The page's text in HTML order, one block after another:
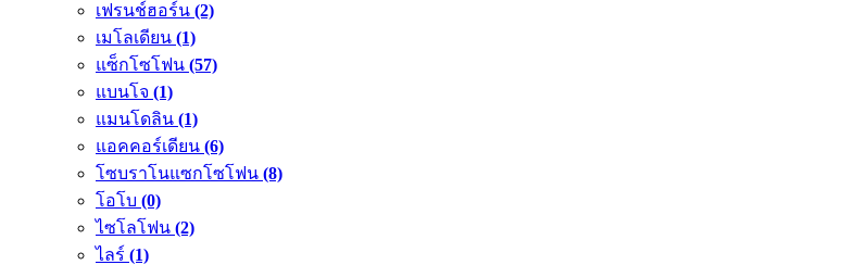
เฟรนช์ฮอร์น (2)
เมโลเดียน (1)
แซ็กโซโฟน (57)
แบนโจ (1)
แมนโดลิน (1)
แอคคอร์เดียน (6)
โซบราโนแซกโซโฟน (8)
โอโบ (0)
ไซโลโฟน (2)
ไลร์ (1)